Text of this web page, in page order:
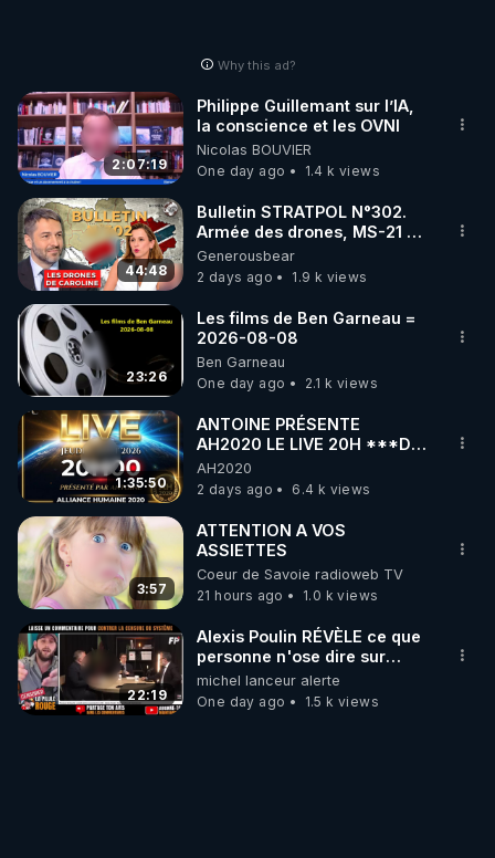
Why this ad?
2:07:19
Philippe Guillemant sur l’IA,
la conscience et les OVNI
Nicolas BOUVIER
One day ago
1.4 k views
44:48
Bulletin STRATPOL N°302.
Armée des drones, MS-21 en
série, missiles coréens.
07.08.2026.
Generousbear
2 days ago
1.9 k views
23:26
Les films de Ben Garneau =
2026-08-08
Ben Garneau
One day ago
2.1 k views
1:35:50
ANTOINE PRÉSENTE
AH2020 LE LIVE 20H ***DU
06/08/2026***
AH2020
2 days ago
6.4 k views
3:57
ATTENTION A VOS
ASSIETTES
Coeur de Savoie radioweb TV
21 hours ago
1.0 k views
22:19
Alexis Poulin RÉVÈLE ce que
personne n'ose dire sur
l'Union européenne (C'est
explosif)
michel lanceur alerte
One day ago
1.5 k views